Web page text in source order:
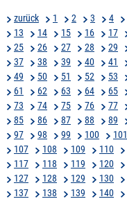
zurück 1 2 3 4
13
14 15 16 17
25
26 27 28 29
37
38 39 40 41
49
50 51 52 53
61
62 63 64 65
73
74 75 76 77
85
86 87 88 89
97
98 99 100 101
107
108 109 110
117
118 119 120
127
128 129 130
137
138 139 140